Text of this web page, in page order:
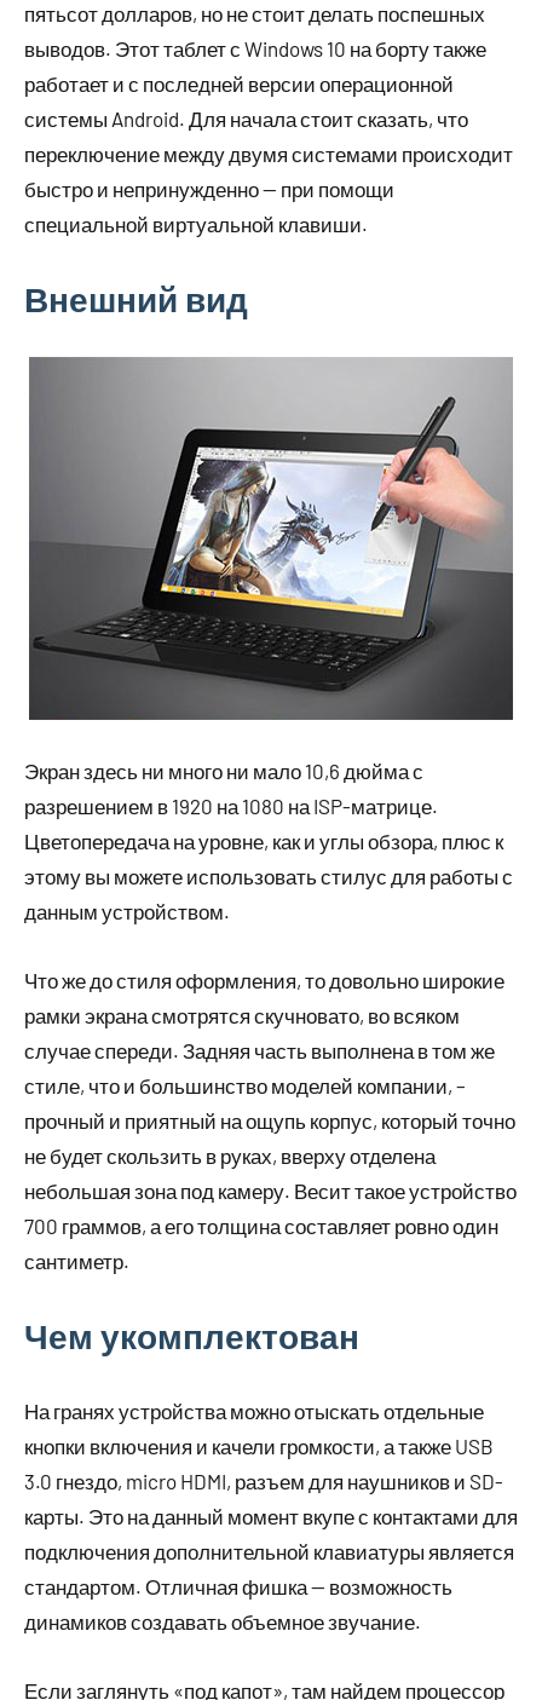
пятьсот долларов, но не стоит делать поспешных
выводов. Этот таблет с Windows 10 на борту также
работает и с последней версии операционной
системы Android. Для начала стоит сказать, что
переключение между двумя системами происходит
быстро и непринужденно — при помощи
специальной виртуальной клавиши.
Внешний вид
Экран здесь ни много ни мало 10,6 дюйма с
разрешением в 1920 на 1080 на ISP-матрице.
Цветопередача на уровне, как и углы обзора, плюс к
этому вы можете использовать стилус для работы с
данным устройством.
Что же до стиля оформления, то довольно широкие
рамки экрана смотрятся скучновато, во всяком
случае спереди. Задняя часть выполнена в том же
стиле, что и большинство моделей компании, –
прочный и приятный на ощупь корпус, который точно
не будет скользить в руках, вверху отделена
небольшая зона под камеру. Весит такое устройство
700 граммов, а его толщина составляет ровно один
сантиметр.
Чем укомплектован
На гранях устройства можно отыскать отдельные
кнопки включения и качели громкости, а также USB
3.0 гнездо, micro HDMI, разъем для наушников и SD-
карты. Это на данный момент вкупе с контактами для
подключения дополнительной клавиатуры является
стандартом. Отличная фишка — возможность
динамиков создавать объемное звучание.
Если заглянуть «под капот», там найдем процессор